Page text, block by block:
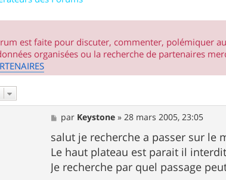
est faite pour discuter, commenter, polémiquer
organisées ou la recherche de partenaires
M
e
s
s
a
g
e
par Keystone »28 mars 2005, 23:05
salut je recherche a passer sur le
Le haut plateau est parait il interdit
Je recherche par quel passage